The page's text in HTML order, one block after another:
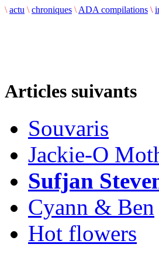
\ actu \ chroniques \ ADA compilations \
Articles suivants
Souvaris
Jackie-O
Sufjan
Cyann & Ben
Hot flowers